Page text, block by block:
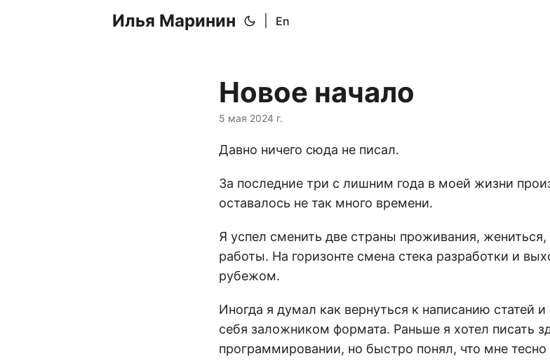
Илья Маринин En
Новое начало
5 мая 2024 г.
Давно ничего сюда не писал.
За последние три с лишним года в моей жизни
оставалось не так много времени.
Я успел сменить две страны проживания, жениться,
работы. На горизонте смена стека разработки и
рубежом.
Иногда я думал как вернуться к написанию статей
себя заложником формата. Раньше я хотел писать
программировании, но быстро понял, что мне тесно